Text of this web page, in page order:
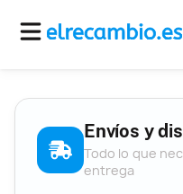
Envíos y
Todo lo que
entrega